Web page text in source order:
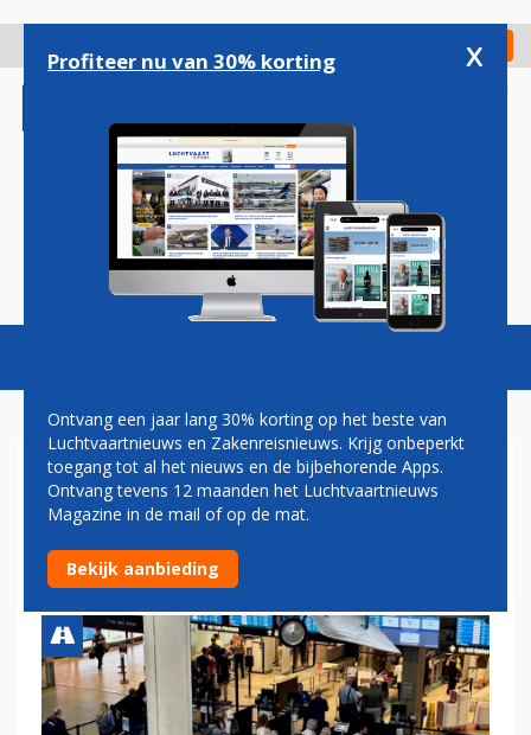
gaan
Check in
Magazine Podcasts Vacatures
VS VERSCHERPT CONTROLE
OP REIZIGERS UIT AFRIKA OM
EBOLA
Profiteer nu van 30% korting x
Ontvang een jaar lang 30% korting op het beste van
Luchtvaartnieuws en Zakenreisnieuws. Krijg onbeperkt
toegang tot al het nieuws en de bijbehorende Apps.
Ontvang tevens 12 maanden het Luchtvaartnieuws
Magazine in de mail of op de mat.
Bekijk aanbieding